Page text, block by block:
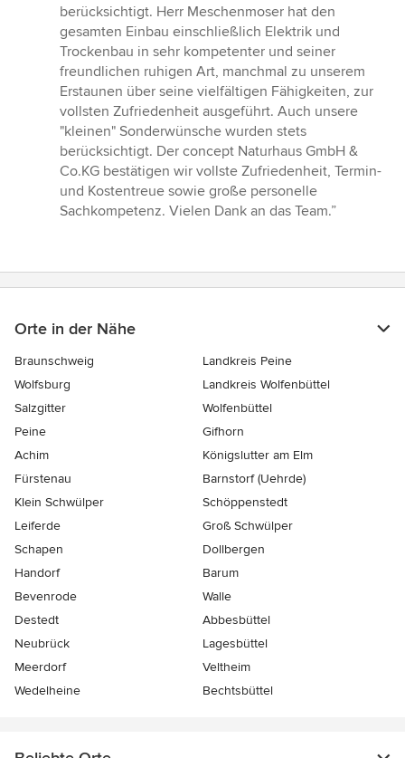
berücksichtigt. Herr Meschenmoser hat den
gesamten Einbau einschließlich Elektrik und
Trockenbau in sehr kompetenter und seiner
freundlichen ruhigen Art, manchmal zu unserem
Erstaunen über seine vielfältigen Fähigkeiten, zur
vollsten Zufriedenheit ausgeführt. Auch unsere
"kleinen" Sonderwünsche wurden stets
berücksichtigt. Der concept Naturhaus GmbH &
Co.KG bestätigen wir vollste Zufriedenheit, Termin-
und Kostentreue sowie große personelle
Sachkompetenz. Vielen Dank an das Team.”
Orte in der Nähe
Braunschweig
Landkreis Peine
Wolfsburg
Landkreis Wolfenbüttel
Salzgitter
Wolfenbüttel
Peine
Gifhorn
Achim
Königslutter am Elm
Fürstenau
Barnstorf (Uehrde)
Klein Schwülper
Schöppenstedt
Leiferde
Groß Schwülper
Schapen
Dollbergen
Handorf
Barum
Bevenrode
Walle
Destedt
Abbesbüttel
Neubrück
Lagesbüttel
Meerdorf
Veltheim
Wedelheine
Bechtsbüttel